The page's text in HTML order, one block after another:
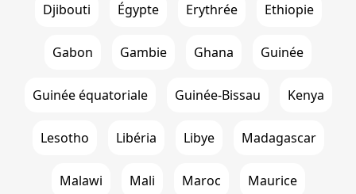
Djibouti Égypte Erythrée Ethiopie
Gabon Gambie Ghana Guinée
Guinée équatoriale Guinée-Bissau Kenya
Lesotho Libéria Libye Madagascar
Malawi Mali Maroc Maurice